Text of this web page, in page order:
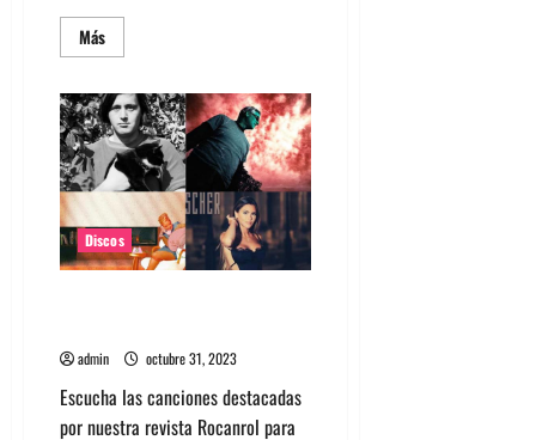
MásLeer
más
20
discos
del
2023
que
más
gustaron
Discos
admin octubre 31, 2023
Escucha las canciones destacadas
por nuestra revista Rocanrol para